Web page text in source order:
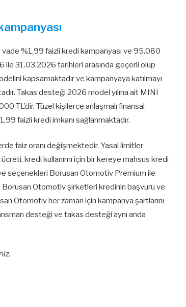
%1,99 faizli kredi kampanyası ve 95.080
ile 31.03.2026 tarihleri arasında geçerli olup
kapsamaktadır ve kampanyaya katılmayı
Takas desteği 2026 model yılına ait MINI
TL’dir. Tüzel kişilerce anlaşmalı finansal
faizli kredi imkanı sağlanmaktadır.
faiz oranı değişmektedir. Yasal limitler
kredi kullanımı için bir kereye mahsus kredi
seçenekleri Borusan Otomotiv Premium ile
Borusan Otomotiv şirketleri kredinin başvuru ve
Otomotiv her zaman için kampanya şartlarını
desteği ve takas desteği aynı anda